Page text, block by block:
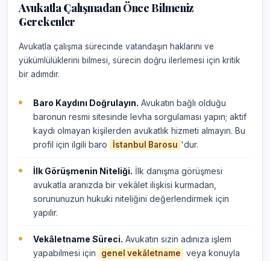
Avukatla Çalışmadan Önce Bilmeniz
Gerekenler
Avukatla çalışma sürecinde vatandaşın haklarını ve
yükümlülüklerini bilmesi, sürecin doğru ilerlemesi için kritik
bir adımdır.
Baro Kaydını Doğrulayın. Avukatın bağlı olduğu
baronun resmi sitesinde levha sorgulaması yapın; aktif
kaydı olmayan kişilerden avukatlık hizmeti almayın. Bu
profil için ilgili baro
İstanbul Barosu 'dur.
İlk Görüşmenin Niteliği. İlk danışma görüşmesi
avukatla aranızda bir vekâlet ilişkisi kurmadan,
sorununuzun hukuki niteliğini değerlendirmek için
yapılır.
Vekâletname Süreci. Avukatın sizin adınıza işlem
yapabilmesi için
genel vekâletname
veya konuyla